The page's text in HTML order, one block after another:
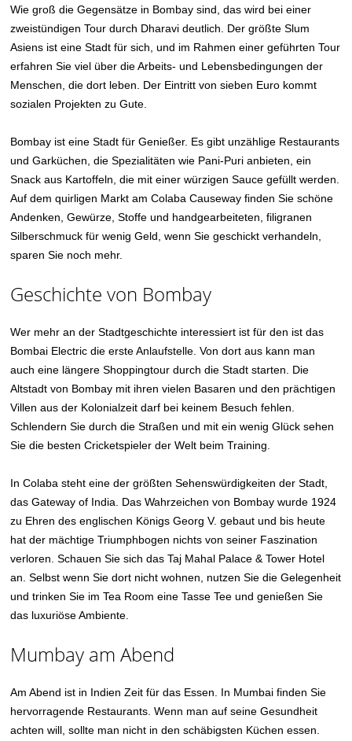
Wie groß die Gegensätze in Bombay sind, das wird bei einer
zweistündigen Tour durch Dharavi deutlich. Der größte Slum
Asiens ist eine Stadt für sich, und im Rahmen einer geführten Tour
erfahren Sie viel über die Arbeits- und Lebensbedingungen der
Menschen, die dort leben. Der Eintritt von sieben Euro kommt
sozialen Projekten zu Gute.
Bombay ist eine Stadt für Genießer. Es gibt unzählige Restaurants
und Garküchen, die Spezialitäten wie Pani-Puri anbieten, ein
Snack aus Kartoffeln, die mit einer würzigen Sauce gefüllt werden.
Auf dem quirligen Markt am Colaba Causeway finden Sie schöne
Andenken, Gewürze, Stoffe und handgearbeiteten, filigranen
Silberschmuck für wenig Geld, wenn Sie geschickt verhandeln,
sparen Sie noch mehr.
Geschichte von Bombay
Wer mehr an der Stadtgeschichte interessiert ist für den ist das
Bombai Electric die erste Anlaufstelle. Von dort aus kann man
auch eine längere Shoppingtour durch die Stadt starten. Die
Altstadt von Bombay mit ihren vielen Basaren und den prächtigen
Villen aus der Kolonialzeit darf bei keinem Besuch fehlen.
Schlendern Sie durch die Straßen und mit ein wenig Glück sehen
Sie die besten Cricketspieler der Welt beim Training.
In Colaba steht eine der größten Sehenswürdigkeiten der Stadt,
das Gateway of India. Das Wahrzeichen von Bombay wurde 1924
zu Ehren des englischen Königs Georg V. gebaut und bis heute
hat der mächtige Triumphbogen nichts von seiner Faszination
verloren. Schauen Sie sich das Taj Mahal Palace & Tower Hotel
an. Selbst wenn Sie dort nicht wohnen, nutzen Sie die Gelegenheit
und trinken Sie im Tea Room eine Tasse Tee und genießen Sie
das luxuriöse Ambiente.
Mumbay am Abend
Am Abend ist in Indien Zeit für das Essen. In Mumbai finden Sie
hervorragende Restaurants. Wenn man auf seine Gesundheit
achten will, sollte man nicht in den schäbigsten Küchen essen.